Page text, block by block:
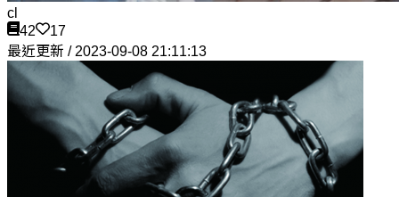
cl
42
17
最近更新 / 2023-09-08 21:11:13